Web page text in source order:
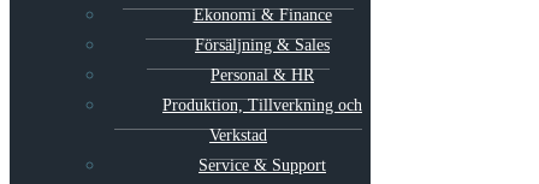
Ekonomi & Finance
Försäljning & Sales
Personal & HR
Produktion, Tillverkning och
Verkstad
Service & Support